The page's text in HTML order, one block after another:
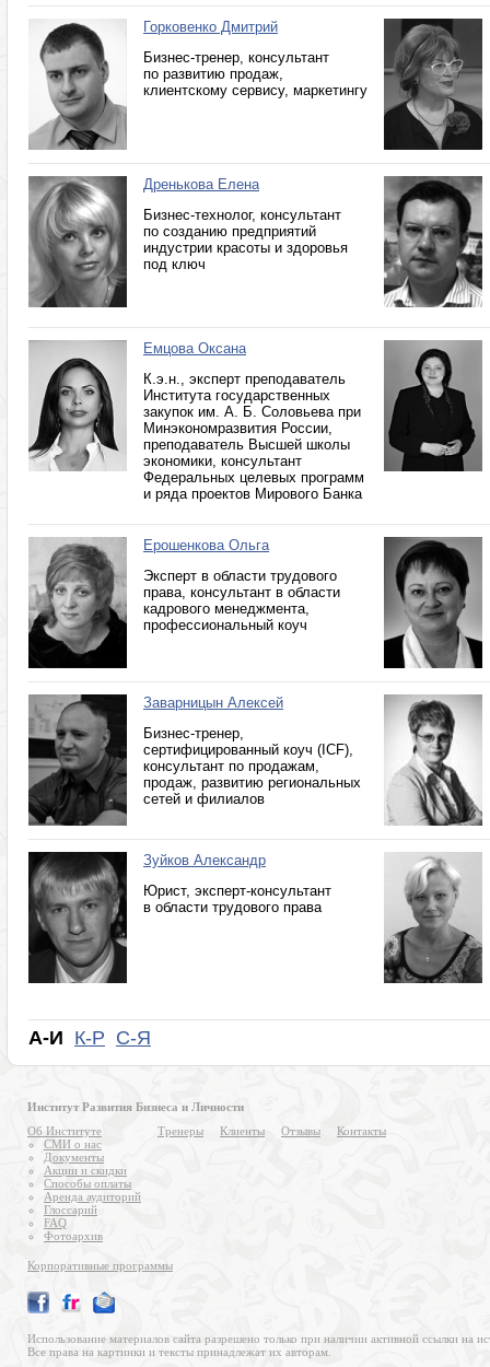
Горковенко Дмитрий
Бизнес-тренер, консультант
по развитию продаж,
клиентскому сервису, маркетингу
Дренькова Елена
Бизнес-технолог, консультант
по созданию предприятий
индустрии красоты и здоровья
под ключ
Емцова Оксана
К.э.н., эксперт преподаватель
Института государственных
закупок им. А. Б. Соловьева при
Минэкономразвития России,
преподаватель Высшей школы
экономики, консультант
Федеральных целевых программ
и ряда проектов Мирового Банка
Ерошенкова Ольга
Эксперт в области трудового
права, консультант в области
кадрового менеджмента,
профессиональный коуч
Заварницын Алексей
Бизнес-тренер,
сертифицированный коуч (ICF),
консультант по продажам,
продаж, развитию региональных
сетей и филиалов
Зуйков Александр
Юрист, эксперт-консультант
в области трудового права
А-И К-Р С-Я
Институт Развития Бизнеса и Личности
Об Институте
СМИ о нас
Документы
Акции и скидки
Способы оплаты
Аренда аудиторий
Глоссарий
FAQ
Фотоархив
Тренеры Клиенты Отзывы Контакты
Корпоративные программы
Использование материалов сайта разрешено только при наличии активной ссылки на
Все права на картинки и тексты принадлежат их авторам.